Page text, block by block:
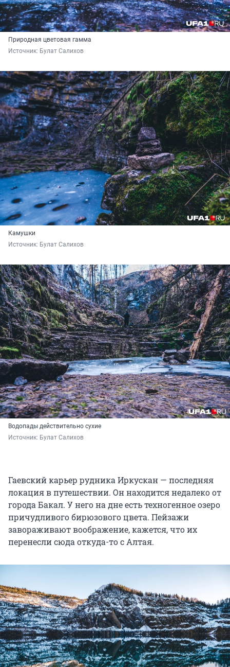
Природная цветовая гамма
Источник: Булат Салихов
Камушки
Источник: Булат Салихов
Водопады действительно сухие
Источник: Булат Салихов
Гаевский карьер рудника Иркускан — последняя
локация в путешествии. Он находится недалеко от
города Бакал. У него на дне есть техногенное озеро
причудливого бирюзового цвета. Пейзажи
завораживают воображение, кажется, что их
перенесли сюда откуда-то с Алтая.